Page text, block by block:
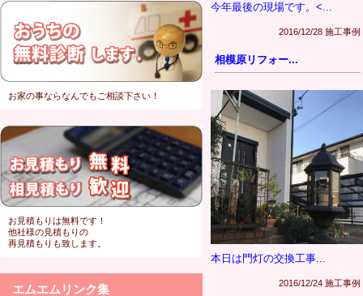
お家の事ならなんでもご相談下さい！
お見積もりは無料です！
他社様の見積もりの
再見積もりも致します。
エムエムリンク集
今年最後の現場です。<...
2016/12/28 施工事例
相模原リフォー...
本日は門灯の交換工事...
2016/12/24 施工事例